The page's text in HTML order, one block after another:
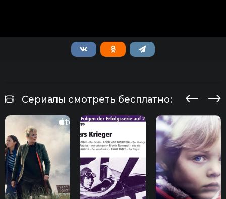
Сериалы смотреть бесплатно: